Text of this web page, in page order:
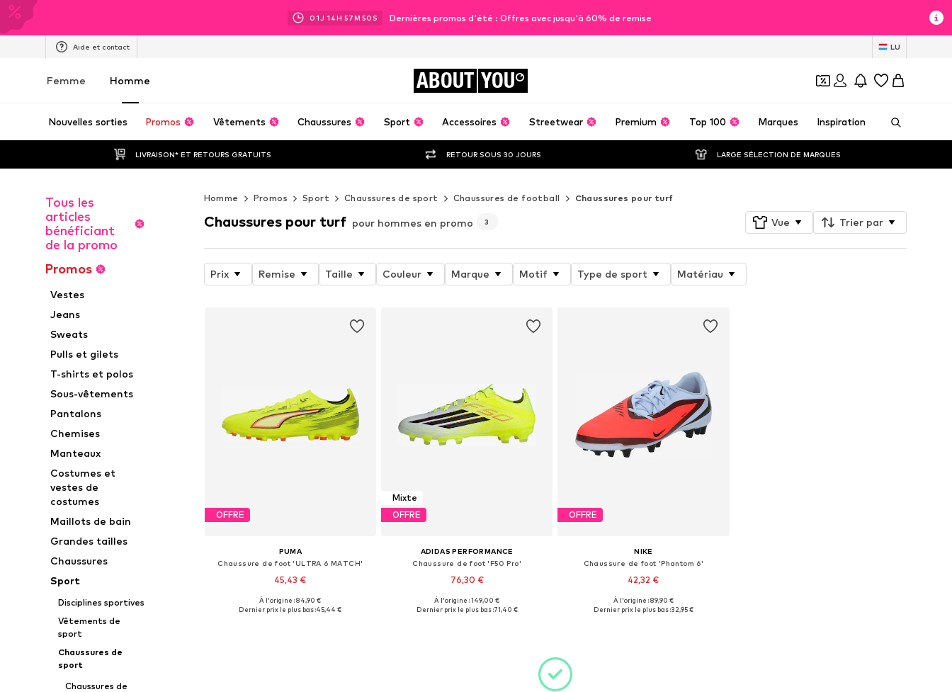
01J 14H 57M 49 S Dernières promos d'été : Offres avec jusqu'à 60% de remise
Aide et contact LU
Femme Homme ABOUT YOU
Nouvelles sorties Promos Vêtements Chaussures Sport Accessoires Streetwear Premium Top 100 Marques Inspiration
LIVRAISON* ET RETOURS GRATUITS RETOUR SOUS 30 JOURS LARGE SÉLECTION DE MARQUES
Tous les
articles
bénéficiant
de la promo
Promos
Vestes
Jeans
Sweats
Pulls et gilets
T-shirts et polos
Sous-vêtements
Pantalons
Chemises
Manteaux
Costumes et
vestes de
costumes
Maillots de bain
Grandes tailles
Chaussures
Sport
Disciplines sportives
Vêtements de
sport
Chaussures de
sport
Chaussures de
Homme Promos Sport Chaussures de sport Chaussures de football Chaussures pour turf
Chaussures pour turf pour hommes en promo 3 Vue Trier par
Prix Remise Taille Couleur Marque Motif Type de sport Matériau
OFFRE
PUMA
Chaussure de foot 'ULTRA 6 MATCH'
45,43 €
Disponible en plusieurs tailles
À l'origine : 84,90 €
Dernier prix le plus bas :45,44 €
Mixte
OFFRE
ADIDAS PERFORMANCE
Chaussure de foot 'F50 Pro'
76,30 €
Tailles disponibles: 39-39,5, 40,5-41, 42
À l'origine : 149,00 €
Dernier prix le plus bas :71,40 €
OFFRE
NIKE
Chaussure de foot 'Phantom 6'
42,32 €
Tailles disponibles: 44
À l'origine : 89,90 €
Dernier prix le plus bas :32,95 €